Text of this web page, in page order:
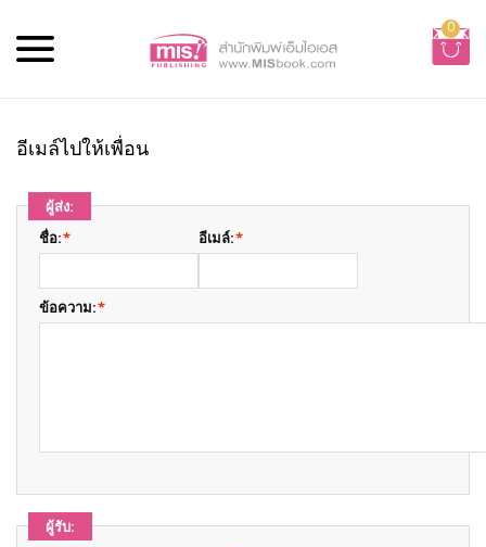
0
อีเมล์ไปให้เพื่อน
ผู้ส่ง:
*
ชื่อ: *
อีเมล์:
*
ข้อความ:
ผู้รับ: